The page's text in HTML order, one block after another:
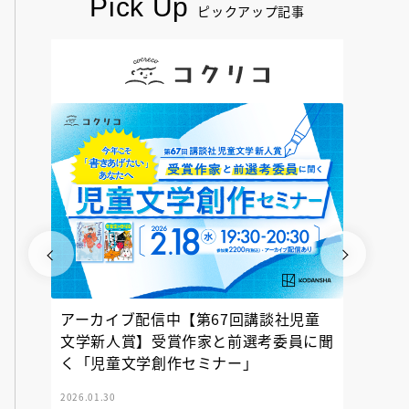
Pick Up ピックアップ記事
アーカイブ配信中【第67回講談社児童
文学新人賞】受賞作家と前選考委員に聞
く「児童文学創作セミナー」
2026.01.30